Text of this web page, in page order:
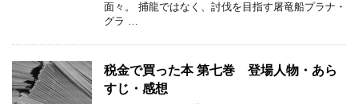
面々。 捕龍ではなく、討伐を目指す屠竜船プラナ・
グラ …
税金で買った本 第七巻 登場人物・あら
すじ・感想